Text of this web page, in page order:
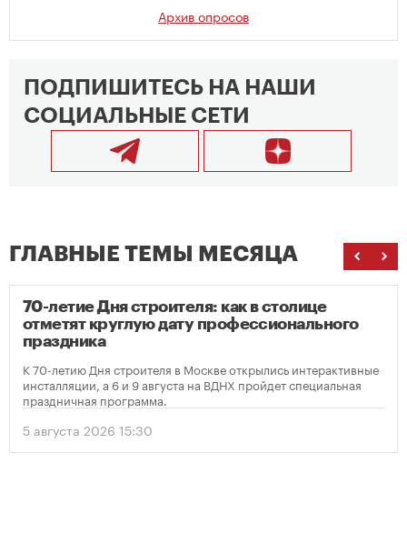
Архив опросов
ПОДПИШИТЕСЬ НА НАШИ
СОЦИАЛЬНЫЕ СЕТИ
ГЛАВНЫЕ ТЕМЫ МЕСЯЦА
70-летие Дня строителя: как в столице
отметят круглую дату профессионального
праздника
К 70-летию Дня строителя в Москве открылись интерактивные
инсталляции, а 6 и 9 августа на ВДНХ пройдет специальная
праздничная программа.
5 августа 2026 15:30